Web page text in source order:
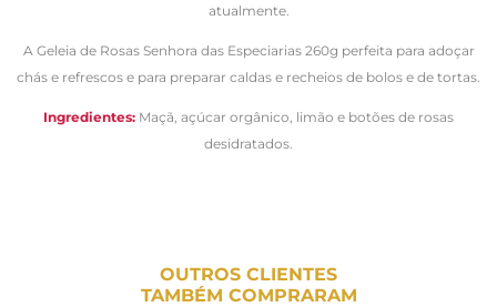
atualmente.
A Geleia de Rosas Senhora das Especiarias 260g perfeita para adoçar
chás e refrescos e para preparar caldas e recheios de bolos e de tortas.
Ingredientes: Maçã, açúcar orgânico, limão e botões de rosas
desidratados.
OUTROS CLIENTES
TAMBÉM COMPRARAM